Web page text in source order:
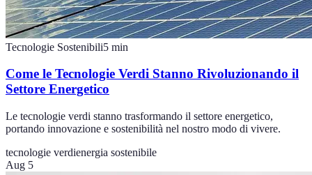
Tecnologie Sostenibili5 min
Come le Tecnologie Verdi Stanno Rivoluzionando il
Settore Energetico
Le tecnologie verdi stanno trasformando il settore energetico,
portando innovazione e sostenibilità nel nostro modo di vivere.
tecnologie verdienergia sostenibile
Aug 5